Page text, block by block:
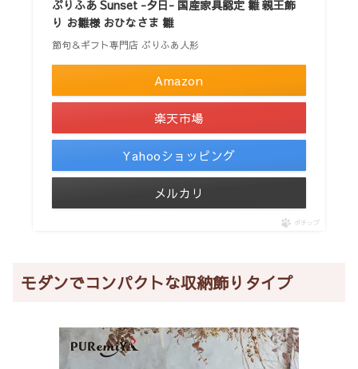
ぷりふあ Sunset -夕日- 国産家具認定 雛 親王飾
り お雛様 おひなさま 雛
節句＆ギフト専門店 ぷりふあ人形
Amazon
楽天市場
Yahooショッピング
メルカリ
ポチップ
モダンでコンパクトな収納飾りタイプ